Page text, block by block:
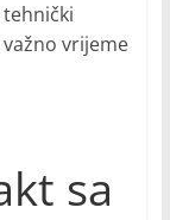
vrijeme
sa